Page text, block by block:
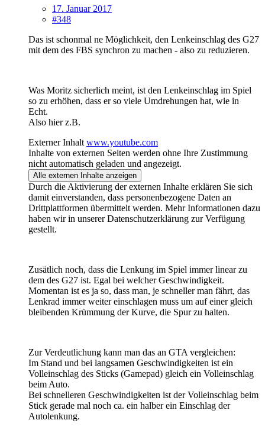
17. Januar 2017
#348
Das ist schonmal ne Möglichkeit, den Lenkeinschlag des G27
mit dem des FBS synchron zu machen - also zu reduzieren.
Was Moritz sicherlich meint, ist den Lenkeinschlag im Spiel
so zu erhöhen, dass er so viele Umdrehungen hat, wie in
Echt.
Also hier z.B.
Externer Inhalt www.youtube.com
Inhalte von externen Seiten werden ohne Ihre Zustimmung
nicht automatisch geladen und angezeigt.
Alle externen Inhalte anzeigen
Durch die Aktivierung der externen Inhalte erklären Sie sich
damit einverstanden, dass personenbezogene Daten an
Drittplattformen übermittelt werden. Mehr Informationen dazu
haben wir in unserer Datenschutzerklärung zur Verfügung
gestellt.
Zusätlich noch, dass die Lenkung im Spiel immer linear zu
dem des G27 ist. Egal bei welcher Geschwindigkeit.
Momentan ist es ja so, dass man, je schneller man fährt, das
Lenkrad immer weiter einschlagen muss um auf einer gleich
bleibenden Krümmung der Kurve, die Spur zu halten.
Zur Verdeutlichung kann man das an GTA vergleichen:
Im Stand und bei langsamen Geschwindigkeiten ist ein
Volleinschlag des Sticks (Gamepad) gleich ein Volleinschlag
beim Auto.
Bei schnelleren Geschwindigkeiten ist der Volleinschlag beim
Stick gerade mal noch ca. ein halber ein Einschlag der
Autolenkung.